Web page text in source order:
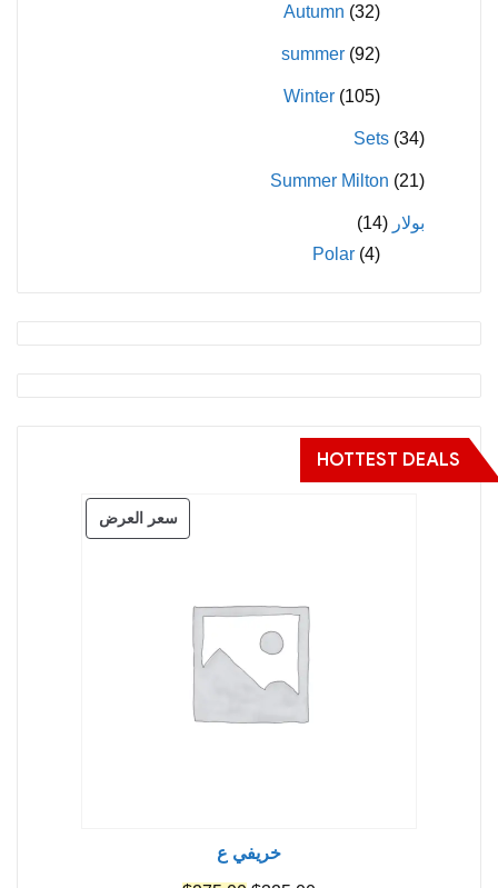
Autumn (32)
summer (92)
Winter (105)
Sets (34)
Summer Milton (21)
بولار (14)
Polar (4)
HOTTEST DEALS
سعر العرض
خريفي ع